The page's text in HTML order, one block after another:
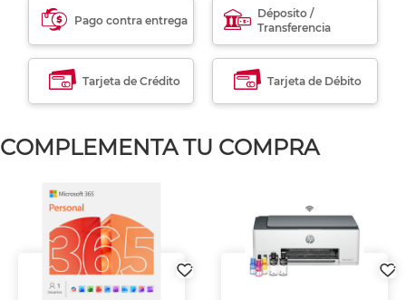
Pago contra entrega
Déposito /
Transferencia
Tarjeta de Crédito Tarjeta de Débito
COMPLEMENTA TU COMPRA